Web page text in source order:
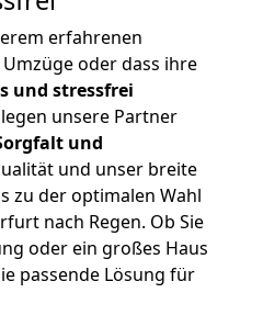
erfahrenen
oder dass ihre
und stressfrei
unsere Partner
und
und unser breite
zu der optimalen Wahl
nach Regen. Ob Sie
oder ein großes Haus
passende Lösung für